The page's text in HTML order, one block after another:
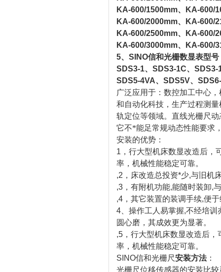
KA-600/1500mm、KA-600/
KA-600/2000mm、KA-600/
KA-600/2500mm、KA-600/
KA-600/3000mm、KA-600/
5、SINO信和光栅数显表型号
SDS3-1、SDS3-1C、
SDS5-4VA、SDS5V、
广泛应用于：数控加工中心
和自动化科技，生产过程测
轨定位等领域。 直线光栅尺
它不*能足常规动态性能要求
安装的优势：
1，行大型机床数显改造后，
率，机械性能稳定可靠。
,2，床改造总投资*少,与旧机
,3，有附机功能,能随时装卸,
,4，其它装置的装调手续,便
4、操作工人易掌握,不经培
圆心磨，其成效更为显著。
,5，行大型机床数显改造后
率，机械性能稳定可靠。
SINO信和光栅尺安装方法：
光栅尺位移传感器的安装比